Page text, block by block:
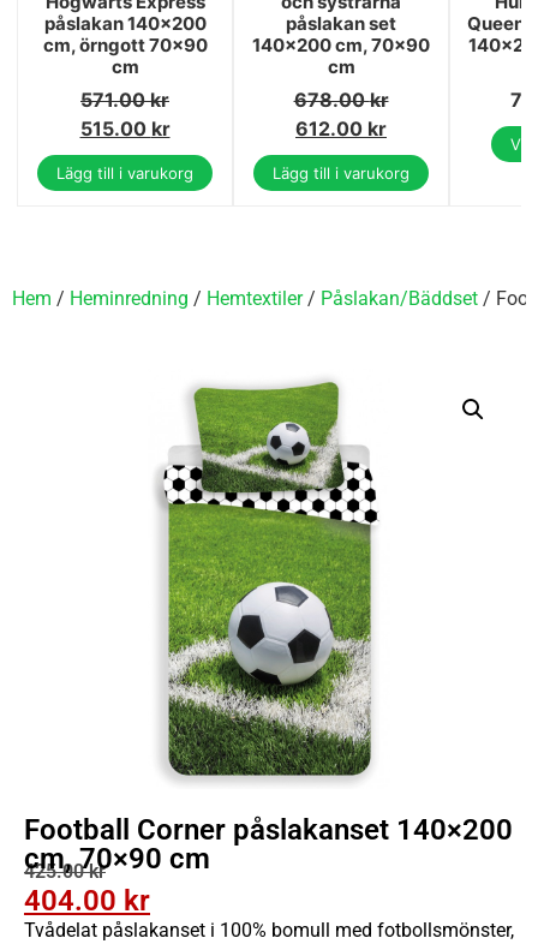
påslakan 140x200
cm, örngott 70x90
cm
571.00kr
515.00 kr
Lägg till i varukorg
påslakan set
140x200 cm, 70x90
cm
678.00kr
612.00 kr
Lägg till i varukorg
Hem / Heminredning / Hemtextiler/ Påslakan/Bäddset /
Football Corner påslakanset 140×200
cm, 70×90 cm
425.00kr
404.00 kr
Tvådelat påslakanset i 100% bomull med fotbollsmönster,